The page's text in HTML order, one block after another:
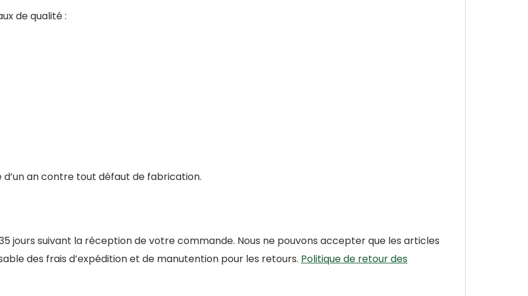
de qualité :
an contre tout défaut de fabrication.
jours suivant la réception de votre commande. Nous ne pouvons accepter que les articles
des frais d’expédition et de manutention pour les retours. Politique de retour des